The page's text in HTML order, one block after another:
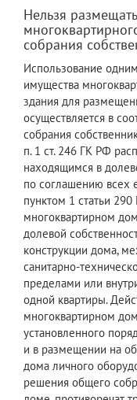
Нельзя
собрания
Использование
имущества
здания для
осуществляется в
собрания
п. 1 ст. 246 ГК РФ
находящимся в
по соглашению всех
пунктом 1 статьи
многоквартирном
долевой
конструкции дома,
санитарно-
пределами или
одной квартиры.
многоквартирном
установленного
и в размещении на
дома личного
решения общего